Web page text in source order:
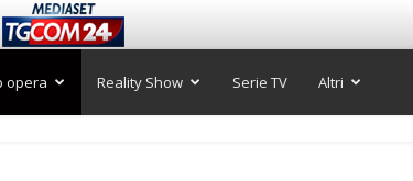
opera Reality Show Serie TV Altri